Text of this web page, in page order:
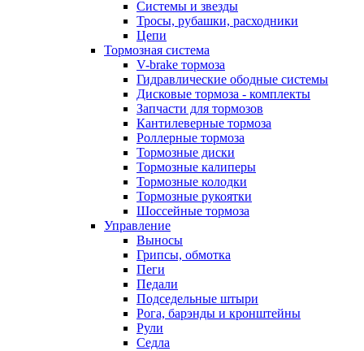
Системы и звезды
Тросы, рубашки, расходники
Цепи
Тормозная система
V-brake тормоза
Гидравлические ободные системы
Дисковые тормоза - комплекты
Запчасти для тормозов
Кантилеверные тормоза
Роллерные тормоза
Тормозные диски
Тормозные калиперы
Тормозные колодки
Тормозные рукоятки
Шоссейные тормоза
Управление
Выносы
Грипсы, обмотка
Пеги
Педали
Подседельные штыри
Рога, барэнды и кронштейны
Рули
Седла